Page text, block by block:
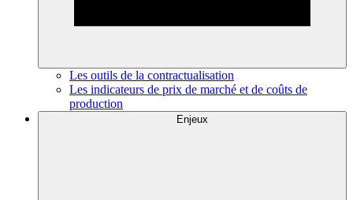
Les outils de la contractualisation
Les indicateurs de prix de marché et de coûts de
production
Enjeux